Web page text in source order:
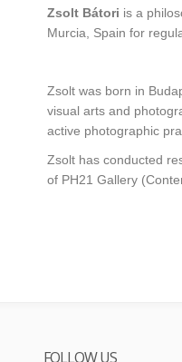
Zsolt Bátori is a
Murcia, Spain for
Zsolt was born in
visual arts and
active photographic
Zsolt has conducted
of PH21 Gallery
FOLLOW US